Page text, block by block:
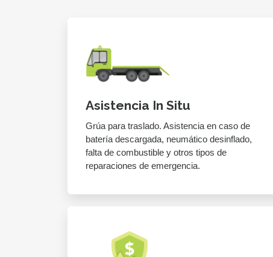
Asistencia In Situ
Grúa para traslado. Asistencia en caso de
batería descargada, neumático desinflado,
falta de combustible y otros tipos de
reparaciones de emergencia.